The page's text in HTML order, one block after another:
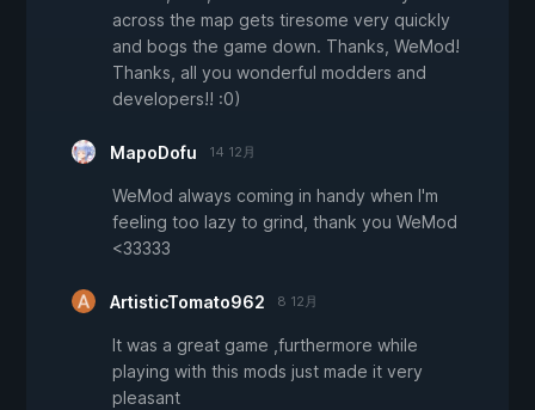
across the map gets tiresome very quickly
and bogs the game down. Thanks, WeMod!
Thanks, all you wonderful modders and
developers!! :0)
MapoDofu 14 12月
WeMod always coming in handy when I'm
feeling too lazy to grind, thank you WeMod
<33333
ArtisticTomato962 8 12月
It was a great game ,furthermore while
playing with this mods just made it very
pleasant